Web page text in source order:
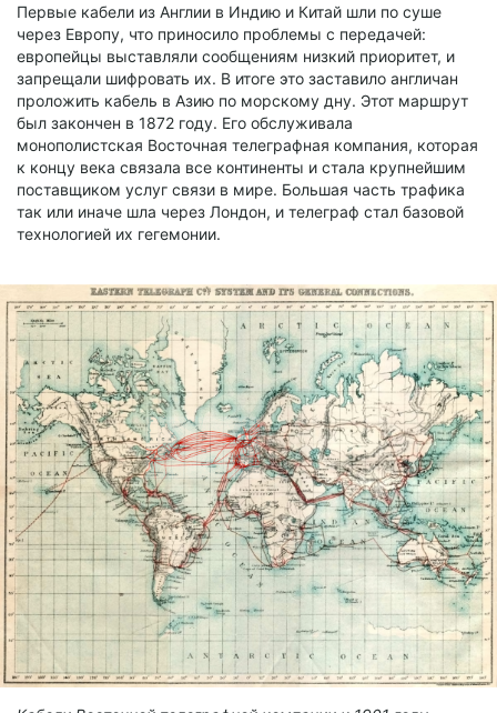
Первые кабели из Англии в Индию и Китай шли по суше
через Европу, что приносило проблемы с передачей:
европейцы выставляли сообщениям низкий приоритет, и
запрещали шифровать их. В итоге это заставило англичан
проложить кабель в Азию по морскому дну. Этот маршрут
был закончен в 1872 году. Его обслуживала
монополистская Восточная телеграфная компания, которая
к концу века связала все континенты и стала крупнейшим
поставщиком услуг связи в мире. Большая часть трафика
так или иначе шла через Лондон, и телеграф стал базовой
технологией их гегемонии.